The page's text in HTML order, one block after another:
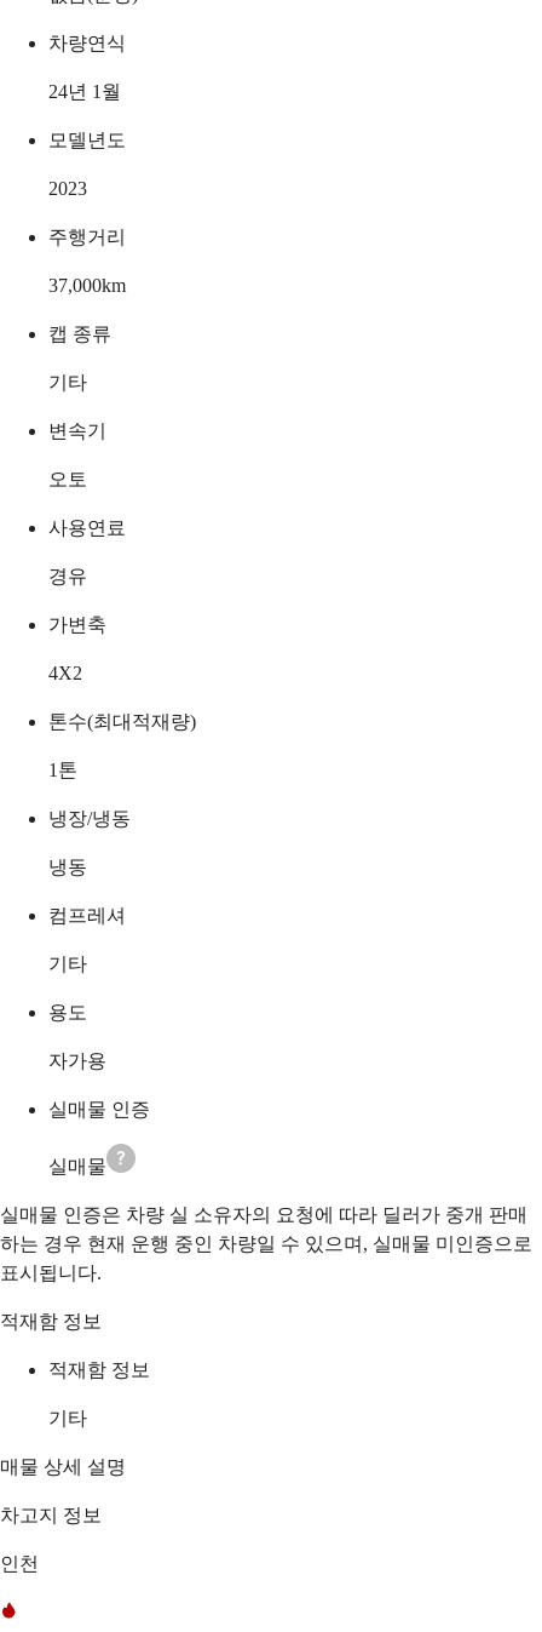
차량연식
24년 1월
모델년도
2023
주행거리
37,000km
캡 종류
기타
변속기
오토
사용연료
경유
가변축
4X2
톤수(최대적재량)
1 톤
냉장/냉동
냉동
컴프레셔
기타
용도
자가용
실매물 인증
실매물
실매물 인증은 차량 실 소유자의 요청에 따라 딜러가 중개 판매
하는 경우 현재 운행 중인 차량일 수 있으며, 실매물 미인증으로
표시됩니다.
적재함 정보
적재함 정보
기타
매물 상세 설명
차고지 정보
인천